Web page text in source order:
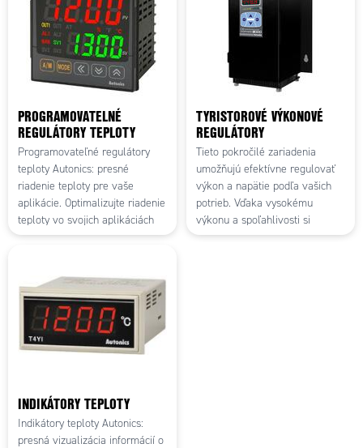
PROGRAMOVATELNÉ
REGULÁTORY TEPLOTY
Programovateľné regulátory
teploty Autonics: presné
riadenie teploty pre vaše
aplikácie. Optimalizujte riadenie
teploty vo svojich aplikáciách
pomocou programovateľných
TYRISTOROVÉ VÝKONOVÉ
REGULÁTORY
Tieto pokročilé zariadenia
umožňujú efektívne regulovať
výkon a napätie podľa vašich
potrieb. Vďaka vysokému
výkonu a spoľahlivosti si
môžete byť istí, že vaše
INDIKÁTORY TEPLOTY
Indikátory teploty Autonics:
presná vizualizácia informácií o